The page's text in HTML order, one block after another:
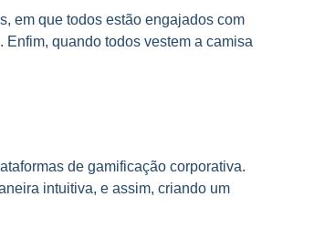
em que todos estão engajados com
quando todos vestem a camisa
de gamificação corporativa.
intuitiva, e assim, criando um